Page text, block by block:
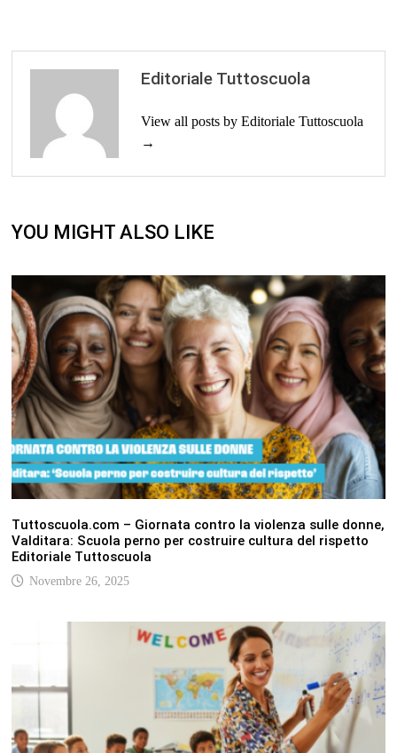
Editoriale Tuttoscuola
View all posts by Editoriale Tuttoscuola
→
YOU MIGHT ALSO LIKE
Tuttoscuola.com – Giornata contro la violenza sulle donne,
Valditara: Scuola perno per costruire cultura del rispetto
Editoriale Tuttoscuola
Novembre 26, 2025